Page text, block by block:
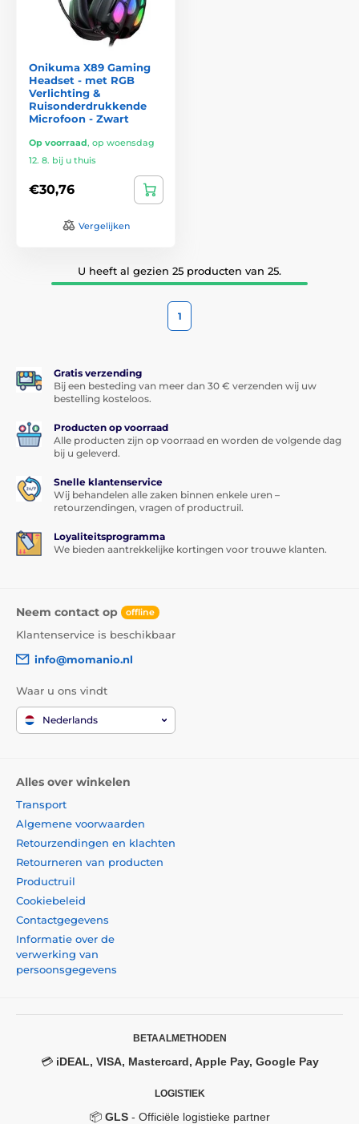
Onikuma X89 Gaming
Headset - met RGB
Verlichting &
Ruisonderdrukkende
Microfoon - Zwart
Op voorraad, op woensdag
12. 8. bij u thuis
€30,76
Vergelijken
U heeft al gezien 25 producten van 25.
1
Gratis verzending
Bij een besteding van meer dan 30 € verzenden wij uw
bestelling kosteloos.
Producten op voorraad
Alle producten zijn op voorraad en worden de volgende dag
bij u geleverd.
Snelle klantenservice
Wij behandelen alle zaken binnen enkele uren –
retourzendingen, vragen of productruil.
Loyaliteitsprogramma
We bieden aantrekkelijke kortingen voor trouwe klanten.
Neem contact op offline
Klantenservice is beschikbaar
info@momanio.nl
Waar u ons vindt
Nederlands
Alles over winkelen
Transport
Algemene voorwaarden
Retourzendingen en klachten
Retourneren van producten
Productruil
Cookiebeleid
Contactgegevens
Informatie over de
verwerking van
persoonsgegevens
BETAALMETHODEN
💳 iDEAL, VISA, Mastercard, Apple Pay, Google Pay
LOGISTIEK
📦 GLS- Officiële logistieke partner